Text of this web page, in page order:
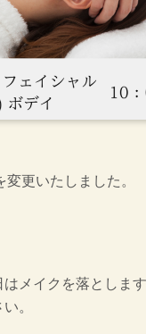
更いたしました。
メイクを落としま
。